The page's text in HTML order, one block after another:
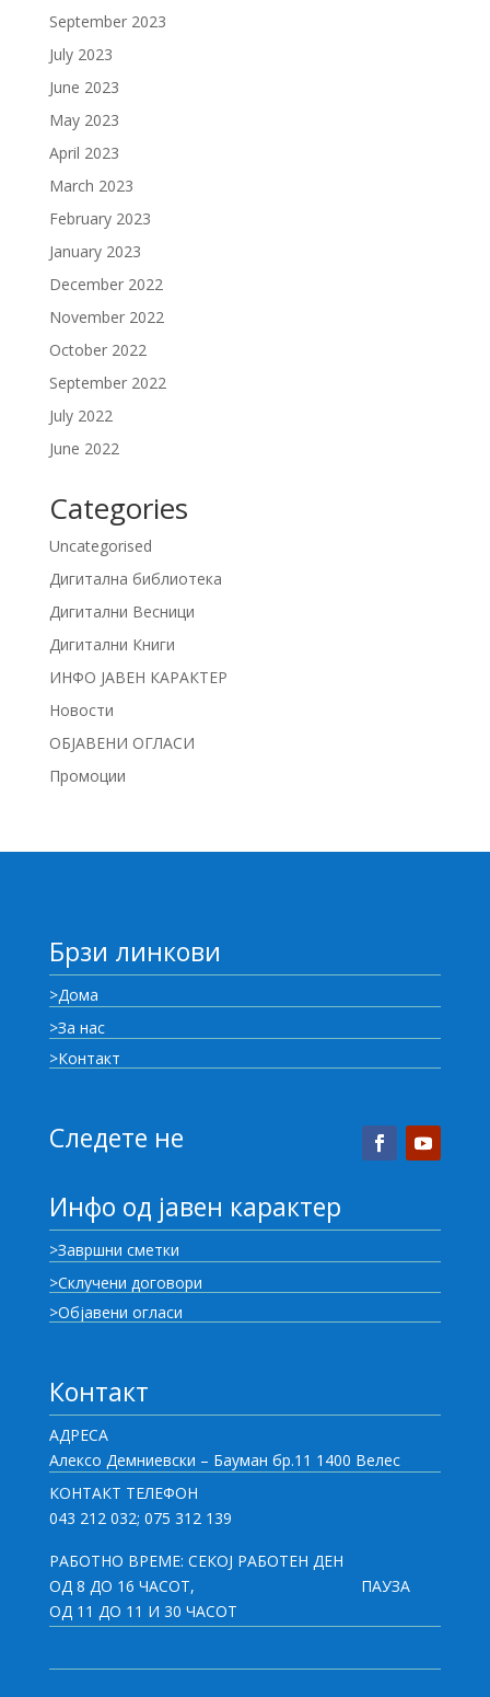
September 2023
July 2023
June 2023
May 2023
April 2023
March 2023
February 2023
January 2023
December 2022
November 2022
October 2022
September 2022
July 2022
June 2022
Categories
Uncategorised
Дигитална библиотека
Дигитални Весници
Дигитални Книги
ИНФО ЈАВЕН КАРАКТЕР
Новости
ОБЈАВЕНИ ОГЛАСИ
Промоции
Брзи линкови
>Дома
>За нас
>Контакт
Следете не
Инфо од јавен карактер
>Завршни сметки
>Склучени договори
>Објавени огласи
Контакт
АДРЕСА
Алексо Демниевски – Бауман бр.11 1400 Велес
КОНТАКТ ТЕЛЕФОН
043 212 032; 075 312 139
РАБОТНО ВРЕМЕ: СЕКОЈ РАБОТЕН ДЕН
ОД 8 ДО 16 ЧАСОТ, ПАУЗА
ОД 11 ДО 11 И 30 ЧАСОТ